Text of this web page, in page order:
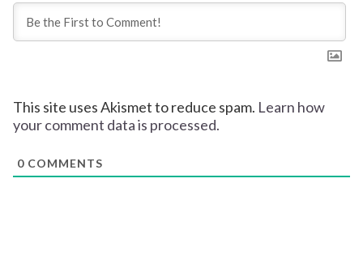
This site uses Akismet to reduce spam. Learn how
your comment data is processed.
0 COMMENTS